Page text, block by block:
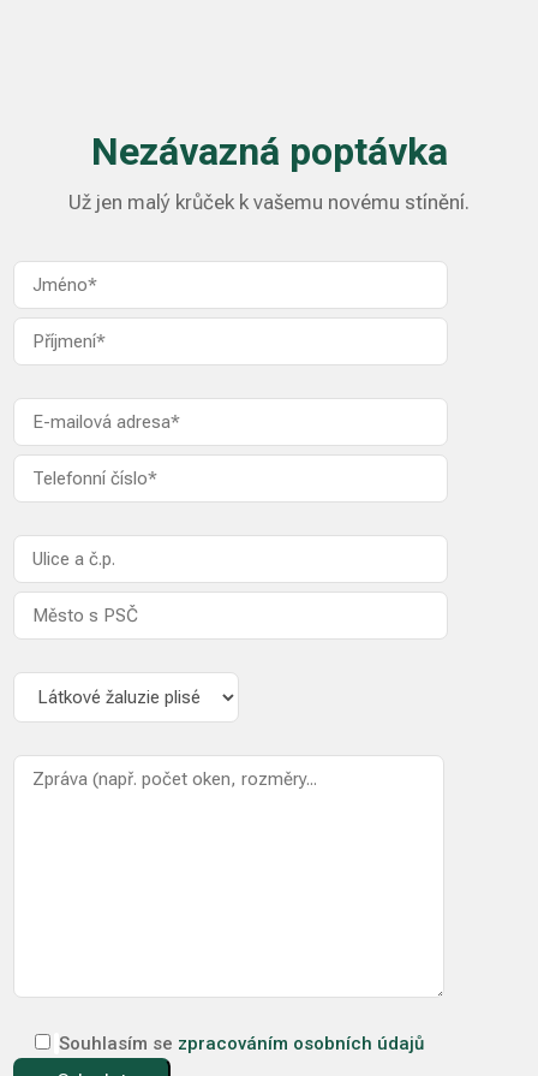
Nezávazná poptávka
Už jen malý krůček k vašemu novému stínění.
Souhlasím se zpracováním osobních údajů